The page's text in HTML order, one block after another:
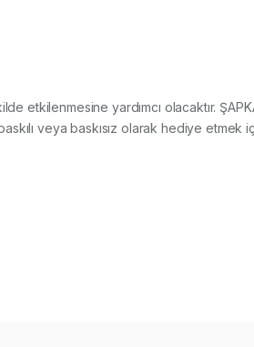
etkilenmesine yardımcı olacaktır.
veya baskısız olarak hediye etmek